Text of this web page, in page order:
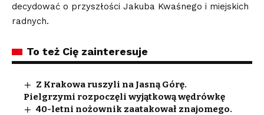
decydować o przyszłości Jakuba Kwaśnego i miejskich
radnych.
To też Cię zainteresuje
Z Krakowa ruszyli na Jasną Górę.
Pielgrzymi rozpoczęli wyjątkową wędrówkę
40-letni nożownik zaatakował znajomego.